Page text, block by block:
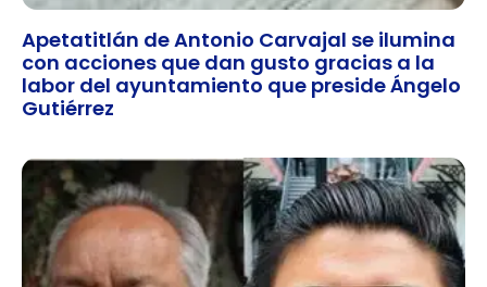
Apetatitlán de Antonio Carvajal se ilumina
con acciones que dan gusto gracias a la
labor del ayuntamiento que preside Ángelo
Gutiérrez